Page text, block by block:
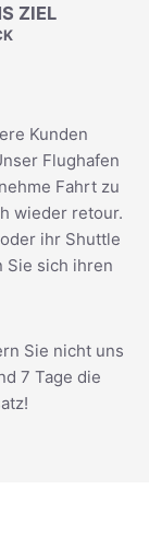
ZIEL
Kunden
Flughafen
Fahrt zu
wieder retour.
ihr Shuttle
Sie sich ihren
Sie nicht uns
7 Tage die